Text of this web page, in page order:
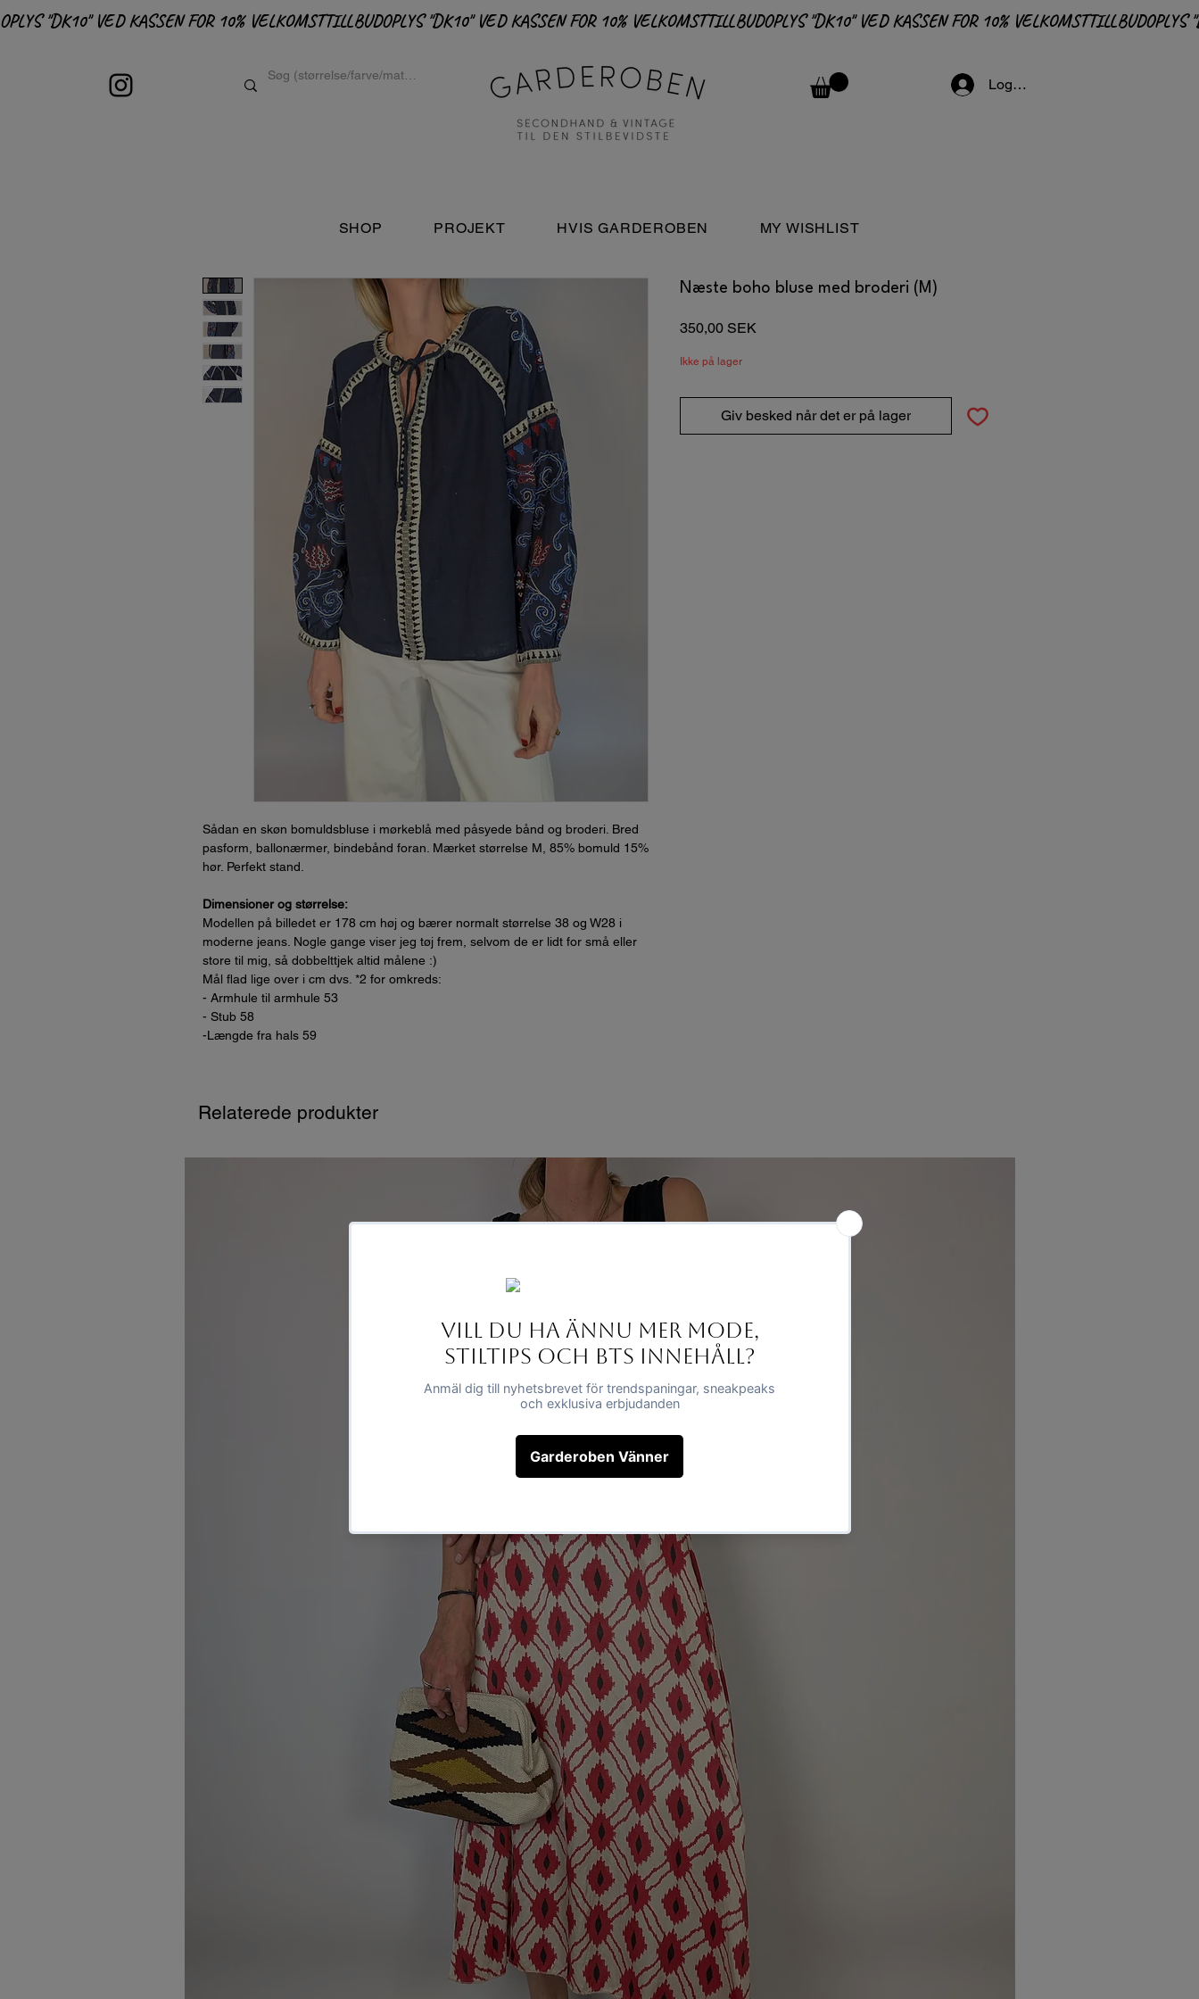
OPLYS "DK10" VED KASSEN FOR 10% VELKOMSTTILLBUD
Logga in
SHOP PROJEKT HVIS GARDEROBEN MY WISHLIST
Sådan en skøn bomuldsbluse i mørkeblå med påsyede bånd og broderi. Bred
pasform, ballonærmer, bindebånd foran. Mærket størrelse M, 85% bomuld 15%
hør. Perfekt stand.
Dimensioner og størrelse:
Modellen på billedet er 178 cm høj og bærer normalt størrelse 38 og W28 i
moderne jeans. Nogle gange viser jeg tøj frem, selvom de er lidt for små eller
store til mig, så dobbelttjek altid målene :)
Mål flad lige over i cm dvs. *2 for omkreds:
- Armhule til armhule 53
- Stub 58
-Længde fra hals 59
Næste boho bluse med broderi (M)
350,00 SEK
Ikke på lager
Giv besked når det er på lager
Relaterede produkter